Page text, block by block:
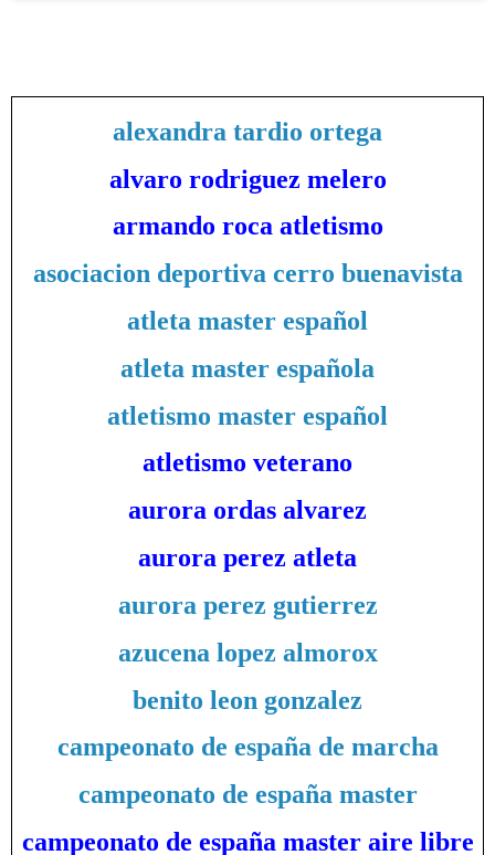
alexandra tardio ortega
alvaro rodriguez melero
armando roca atletismo
asociacion deportiva cerro buenavista
atleta master español
atleta master española
atletismo master español
atletismo veterano
aurora ordas alvarez
aurora perez atleta
aurora perez gutierrez
azucena lopez almorox
benito leon gonzalez
campeonato de españa de marcha
campeonato de españa master
campeonato de españa master aire libre